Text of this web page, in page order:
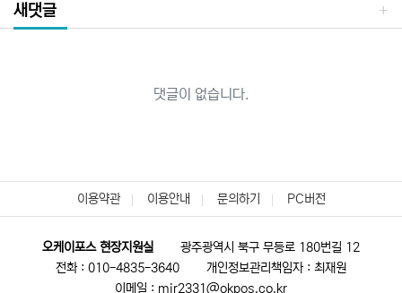
새댓글
댓글이 없습니다.
이용약관 이용안내 문의하기 PC버전
오케이포스 현장지원실
광주광역시 북구 무등로 180번길 12
전화 : 010-4835-3640
개인정보관리책임자 : 최재원
이메일 : mir2331@okpos.co.kr